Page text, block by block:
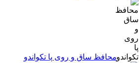
محافظ ساق و روی پا تکواندو